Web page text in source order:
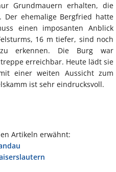
Grundmauern erhalten, die
ehemalige Bergfried hatte
einen imposanten Anblick
16 m tiefer, sind noch
erkennen. Die Burg war
erreichbar. Heute lädt sie
einer weiten Aussicht zum
ist sehr eindrucksvoll.
Artikeln erwähnt: